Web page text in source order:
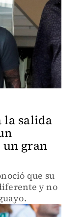
la salida
gran
que su
y no